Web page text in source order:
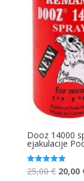
Dooz 14000
ejakulacije
Ocjenjeno
5.00
25,00€ 20,00